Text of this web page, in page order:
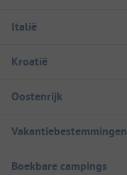
Italië
Kroatië
Oostenrijk
Vakantiebestemmingen
Boekbare campings